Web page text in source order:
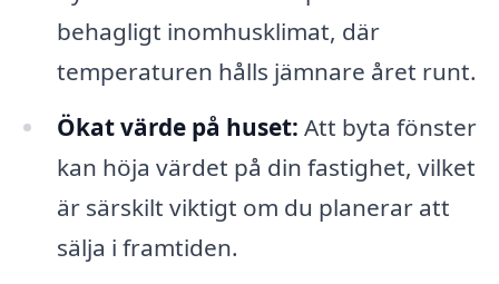
behagligt inomhusklimat, där
temperaturen hålls jämnare året runt.
Ökat värde på huset: Att byta fönster
kan höja värdet på din fastighet, vilket
är särskilt viktigt om du planerar att
sälja i framtiden.